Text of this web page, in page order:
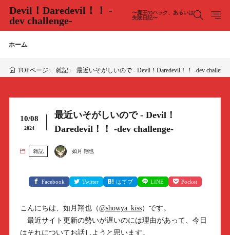
Devil！Daredevil！！ -
dev challenge-
〜魔王のハック、あるいは
失敗日記〜
ホーム
TOPページ 雑記 最近いそがしいので - Devil！Daredevil！！ -dev
10/08
2024
最近いそがしいので - Devil！
Daredevil！！ -dev challenge-
雑記 如月 翔也
Facebook Twitter はてブ LINE Pocket
こんにちは、如月翔也（@showya_kiss）です。
最近サイト更新の勢いが遅いのには理由があって、今日
はそれについてお話しようと思います。